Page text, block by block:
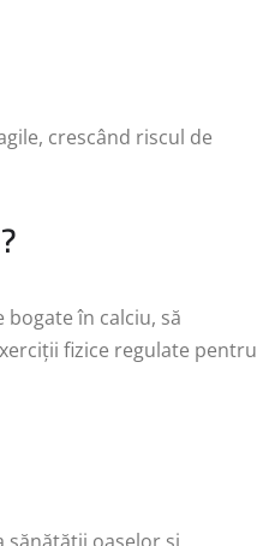
crescând riscul de
în calciu, să
fizice regulate pentru